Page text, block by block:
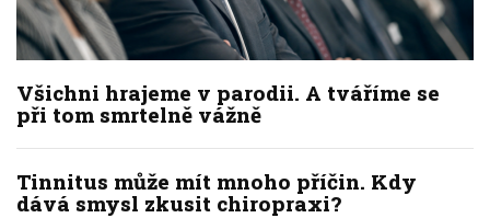
Všichni hrajeme v parodii. A tváříme se
při tom smrtelně vážně
Tinnitus může mít mnoho příčin. Kdy
dává smysl zkusit chiropraxi?